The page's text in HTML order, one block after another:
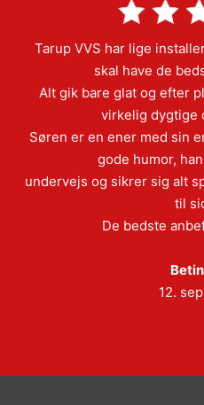
Tarup VVS har lige
skal have de
Alt gik bare glat og efter
virkelig dygtige
Søren er en ener med sin
gode humor,
undervejs og sikrer sig alt
til
De bedste
12.